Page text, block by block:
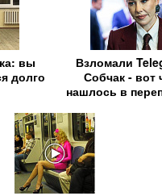
вы
долго
Взломали
Собчак - вот
нашлось в